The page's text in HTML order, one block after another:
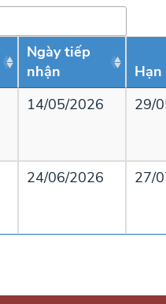
Ngày tiếp
nhận
14/05/2026 29/
24/06/2026 27/